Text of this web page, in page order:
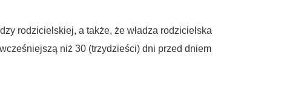
rodzicielskiej, a także, że władza rodzicielska
niż 30 (trzydzieści) dni przed dniem